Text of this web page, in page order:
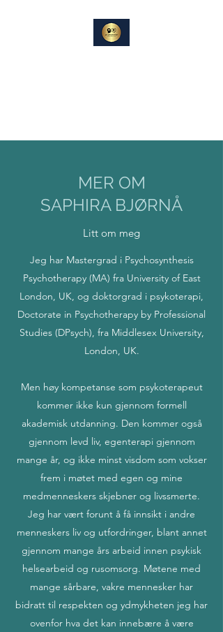
MER OM
SAPHIRA BJØRNÅ
Litt om meg
Jeg har Mastergrad i Psychosynthesis
Psychotherapy (MA) fra University of East
London, UK, og doktorgrad i psykoterapi,
Doctorate in Psychotherapy by Professional
Studies (DPsych), fra Middlesex University,
London, UK.
Men høy kompetanse som psykoterapeut
kommer ikke kun gjennom formell
akademisk utdanning. Den kommer også
gjennom levd liv, egenterapi gjennom
mange år, og ikke minst visdom som vokser
frem i møtet med egen og mine
medmenneskers skjebner og livssmerte.
Jeg har vært forunt å få innsikt i andre
menneskers liv og utfordringer, blant annet
gjennom mange års arbeid innen psykisk
helsearbeid og rusomsorg. Møtene med
mange sårbare, vakre mennesker har
bidratt til respekten og ydmykheten jeg har
ovenfor hva det kan innebære å være